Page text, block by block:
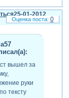
и проект этого
comrad zv
00:41:23)
25-01-2012
вышел за
руки
тексту
0